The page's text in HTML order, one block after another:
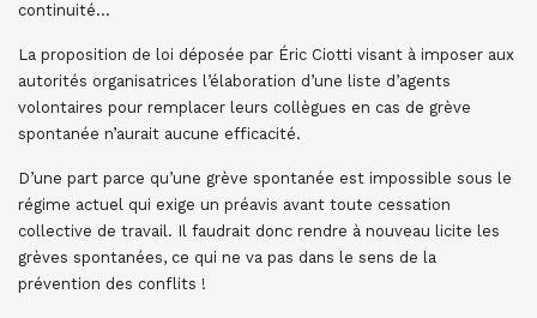
continuité…
La proposition de loi déposée par Éric Ciotti visant à imposer aux
autorités organisatrices l’élaboration d’une liste d’agents
volontaires pour remplacer leurs collègues en cas de grève
spontanée n’aurait aucune efficacité.
D’une part parce qu’une grève spontanée est impossible sous le
régime actuel qui exige un préavis avant toute cessation
collective de travail. Il faudrait donc rendre à nouveau licite les
grèves spontanées, ce qui ne va pas dans le sens de la
prévention des conflits !